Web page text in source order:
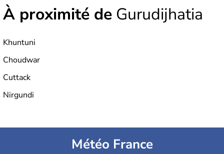
À proximité de Gurudijhatia
Khuntuni
Choudwar
Cuttack
Nirgundi
Météo France